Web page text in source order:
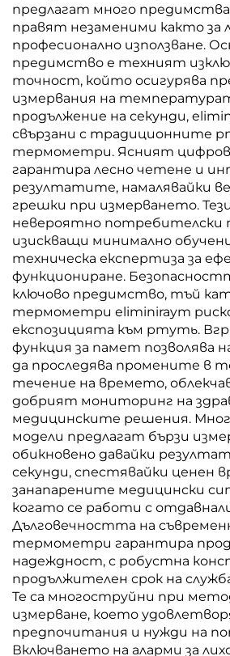
предлагат много
правят незаменими както за
професионално използване.
предимство е техният
точност, който осигурява
измервания на
продължение на секунди,
свързани с традиционните
термометри. Ясният цифров
гарантира лесно четене и
резултатите, намалявайки
грешки при измерването.
невероятно потребителски
изискващи минимално
техническа експертиза за
функциониране.
ключово предимство, тъй
термометри eliminirayт
експозицията към ртуть.
функция за памет позволява
да проследява промените в
течение на времето,
добрият мониторинг на
медицинските решения.
модели предлагат бързи
обикновено давайки
секунди, спестявайки ценен
занапарените медицински
когато се работи с
Дълговечността на
термометри гарантира
надеждност, с робустна
продължителен срок на
Те са многоструйни при
измерване, което
предпочитания и нужди на
Включването на аларми за